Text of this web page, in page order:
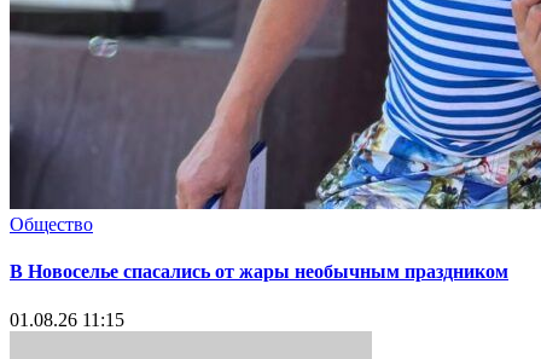
Общество
В Новоселье спасались от жары необычным праздником
01.08.26 11:15